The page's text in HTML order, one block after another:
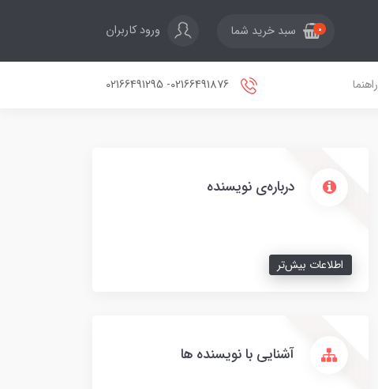
0 سبد خرید شما ورود کاربران
راهنما
درباره‌ی نویسنده
اطلاعات بیش‌تر
آشنایی با نویسنده ها